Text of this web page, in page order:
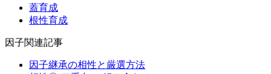
蓋育成
根性育成
因子関連記事
因子継承の相性と厳選方法